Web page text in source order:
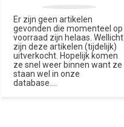
Er zijn geen artikelen
gevonden die momenteel op
voorraad zijn helaas. Wellicht
zijn deze artikelen (tijdelijk)
uitverkocht. Hopelijk komen
ze snel weer binnen want ze
staan wel in onze
database....